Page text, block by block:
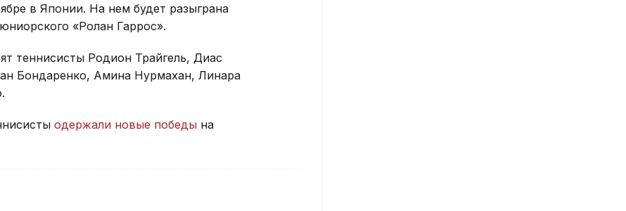
в Японии. На нем будет разыграна
«Ролан Гаррос».
теннисисты Родион Трайгель, Диас
Бондаренко, Амина Нурмахан, Линара
одержали новые победы на